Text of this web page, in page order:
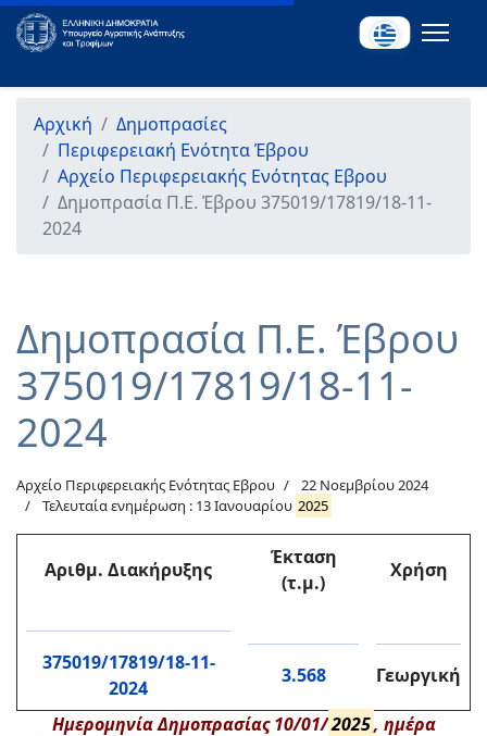
Αρχική
Δημοπρασίες
Περιφερειακή Ενότητα Έβρου
Αρχείο Περιφερειακής Ενότητας Εβρου
Δημοπρασία Π.Ε. Έβρου 375019/17819/18-11-
2024
Δημοπρασία Π.Ε. Έβρου
375019/17819/18-11-
2024
Αρχείο Περιφερειακής Ενότητας Εβρου
22 Νοεμβρίου 2024
Τελευταία ενημέρωση : 13 Ιανουαρίου 2025
Αριθμ. Διακήρυξης
Έκταση
(τ.μ.)
Χρήση
375019/17819/18-11-
2024
3.568 Γεωργική
Ημερομηνία Δημοπρασίας 10/01/2025, ημέρα